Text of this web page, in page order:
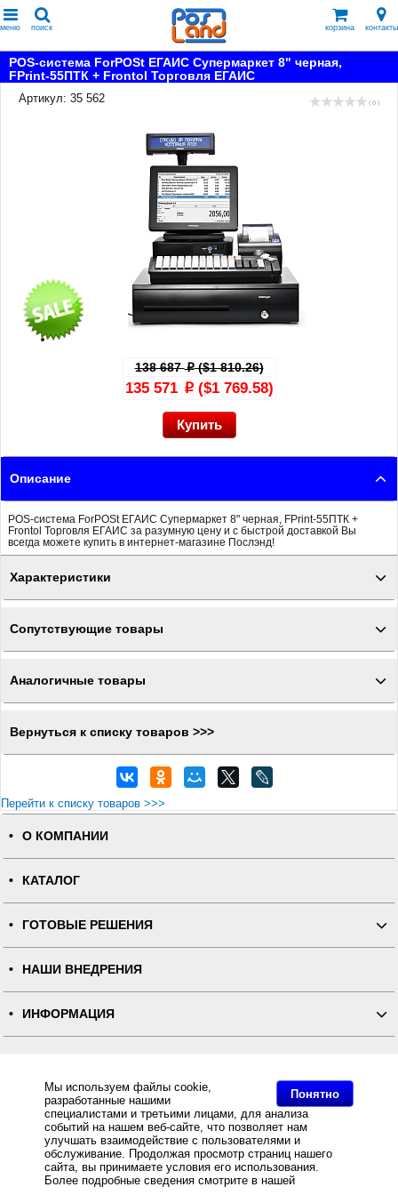
Понятно
Мы используем файлы cookie,
разработанные нашими
специалистами и третьими лицами, для анализа
событий на нашем веб-сайте, что позволяет нам
улучшать взаимодействие с пользователями и
обслуживание. Продолжая просмотр страниц нашего
сайта, вы принимаете условия его использования.
Более подробные сведения смотрите в нашей
меню поиск корзина контакты
POS-система ForPOSt ЕГАИС Супермаркет 8" черная,
FPrint-55ПТК + Frontol Торговля ЕГАИС
Артикул: 35 562
( 0 )
138 687p($1 810.26)
135 571 p($1 769.58)
Описание
POS-система ForPOSt ЕГАИС Супермаркет 8" черная, FPrint-55ПТК +
Frontol Торговля ЕГАИС за разумную цену и с быстрой доставкой Вы
всегда можете купить в интернет-магазине Послэнд!
Характеристики
Сопутствующие товары
Аналогичные товары
Вернуться к списку товаров >>>
Перейти к списку товаров >>>
О КОМПАНИИ
КАТАЛОГ
ГОТОВЫЕ РЕШЕНИЯ
НАШИ ВНЕДРЕНИЯ
ИНФОРМАЦИЯ
ПОЛНАЯ ВЕРСИЯ
Интернет-магазин "ПОСЛЭНД" - торгового оборудования, оборудования для автоматизации общепита и
торговли, расходных материалов
Все права защищены, ООО "ПОСЛЭНД" © 2008-2026.
Политика конфиденциальности
Основное: POS-система ForPOSt ЕГАИС Супермаркет 8" черная, FPrint-55ПТК + Frontol Торговля
ЕГАИС купить с доставкой по всей России, самовывоз из Москвы, POS-система ForPOSt ЕГАИС